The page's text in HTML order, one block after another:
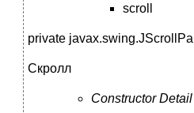
scroll
private
Скролл
Constructor Detail